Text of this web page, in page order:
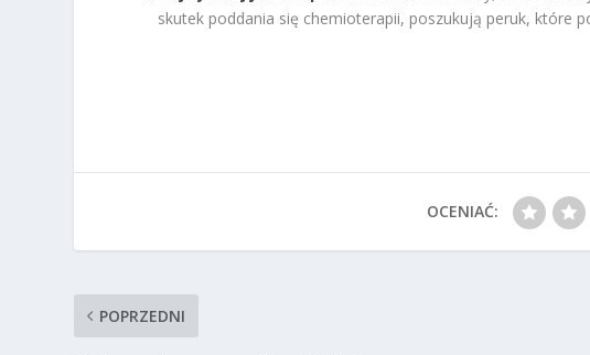
skutek poddania się chemioterapii, poszukują peruk, które
OCENIAĆ:
POPRZEDNI